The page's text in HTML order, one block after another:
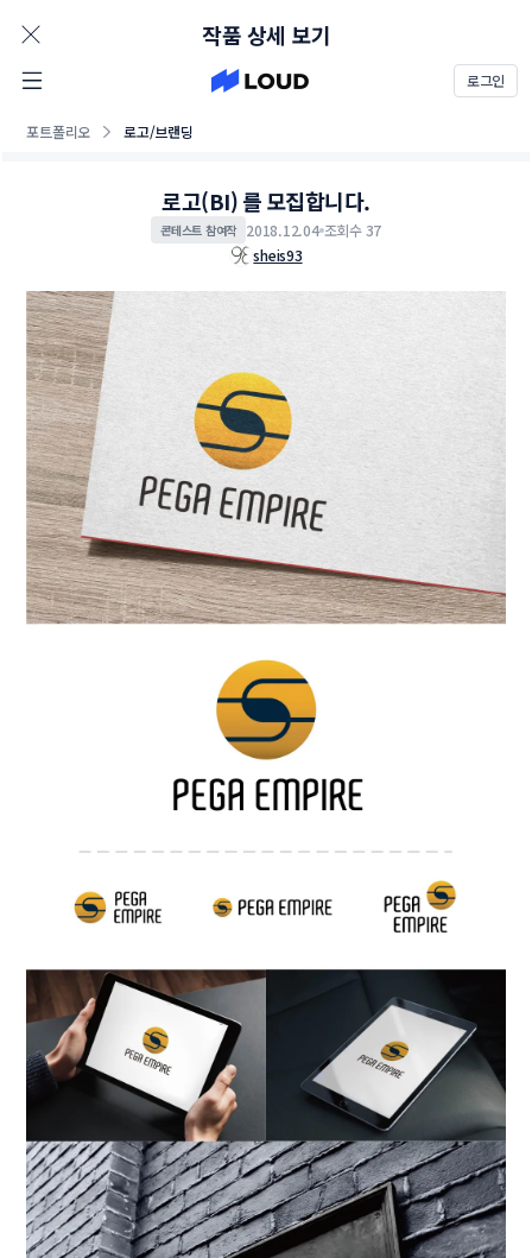
로그인
포트폴리오 로고/브랜딩
작품 상세 보기
로고(BI) 를 모집합니다.
콘테스트 참여작 2018.12.04 조회수 37
sheis93